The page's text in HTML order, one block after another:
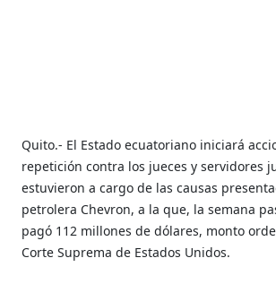
Quito.- El Estado ecuatoriano iniciará
repetición contra los jueces y servidores
estuvieron a cargo de las causas
petrolera Chevron, a la que, la semana
pagó 112 millones de dólares, monto
Corte Suprema de Estados Unidos.